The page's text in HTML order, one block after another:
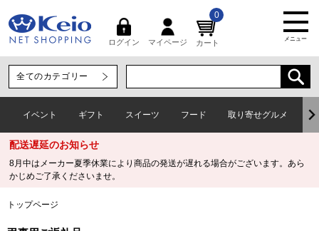
ログイン マイページ カート
0
メニュー
イベント ギフト スイーツ フード 取り寄せグルメ
配送遅延のお知らせ
8月中はメーカー夏季休業により商品の発送が遅れる場合がございます。あら
かじめご了承くださいませ。
トップページ